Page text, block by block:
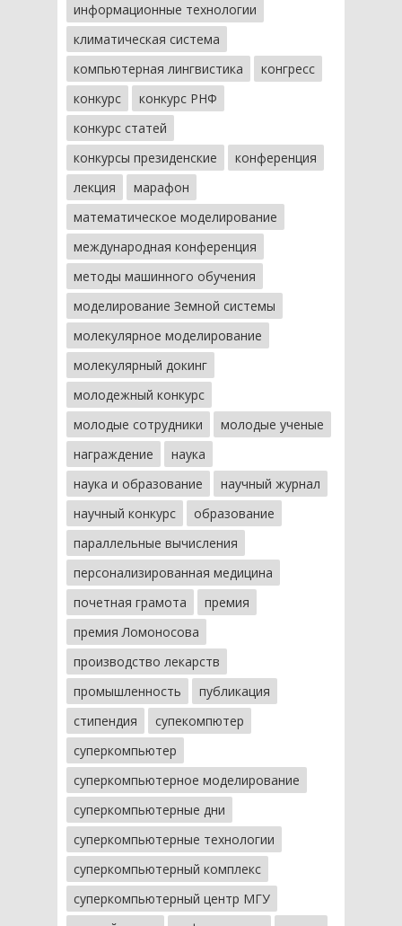
информационные технологии
климатическая система
компьютерная лингвистика
конгресс
конкурс
конкурс РНФ
конкурс статей
конкурсы президенские
конференция
лекция
марафон
математическое моделирование
международная конференция
методы машинного обучения
моделирование Земной системы
молекулярное моделирование
молекулярный докинг
молодежный конкурс
молодые сотрудники
молодые ученые
награждение
наука
наука и образование
научный журнал
научный конкурс
образование
параллельные вычисления
персонализированная медицина
почетная грамота
премия
премия Ломоносова
производство лекарств
промышленность
публикация
стипендия
супекомпютер
суперкомпьютер
суперкомпьютерное моделирование
суперкомпьютерные дни
суперкомпьютерные технологии
суперкомпьютерный комплекс
суперкомпьютерный центр МГУ